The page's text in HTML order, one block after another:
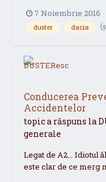
7 Noiembrie 2016
duster dacia
Conducerea
Accidentelor
topic a răspuns la
generale
Legat de A2... Idiotul
este clar de ce merg